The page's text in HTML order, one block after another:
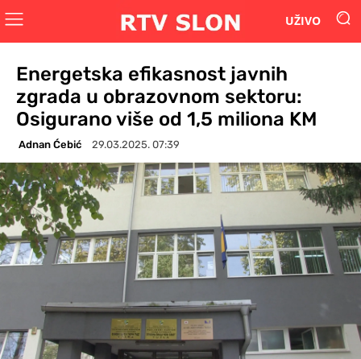
UŽIVO
Energetska efikasnost javnih
zgrada u obrazovnom sektoru:
Osigurano više od 1,5 miliona KM
Adnan Ćebić 29.03.2025. 07:39